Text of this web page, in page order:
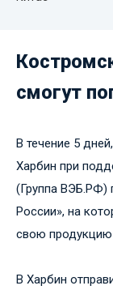
смогут
В течение 5
Харбин при
(Группа ВЭБ.РФ)
России», на
свою продукцию
В Харбин